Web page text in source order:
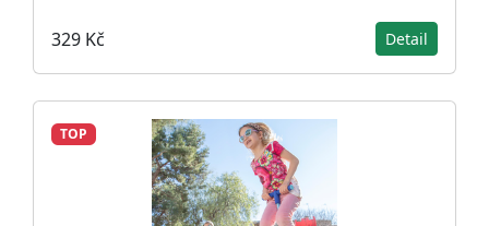
329 Kč Detail
TOP